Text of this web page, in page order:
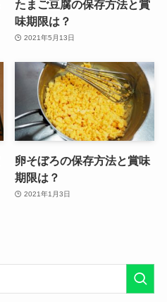
たまご豆腐の保存方法と賞
味期限は？
2021年5月13日
卵そぼろの保存方法と賞味
期限は？
2021年1月3日